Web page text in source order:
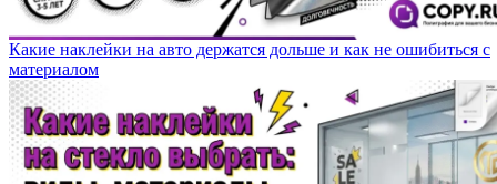
Какие наклейки на авто держатся дольше и как не ошибиться с
материалом